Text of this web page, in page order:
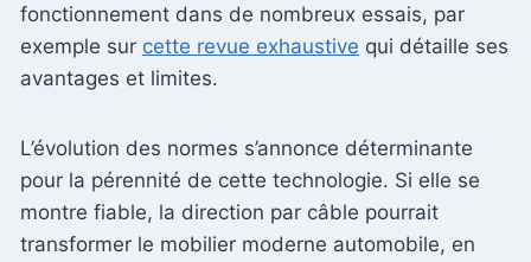
fonctionnement dans de nombreux essais, par
exemple sur cette revue exhaustive qui détaille ses
avantages et limites.
L’évolution des normes s’annonce déterminante
pour la pérennité de cette technologie. Si elle se
montre fiable, la direction par câble pourrait
transformer le mobilier moderne automobile, en